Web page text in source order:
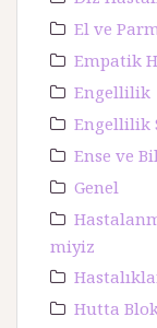
El ve
Empatik
Engellilik
Engellilik
Ense ve
Genel
miyiz
Hutta